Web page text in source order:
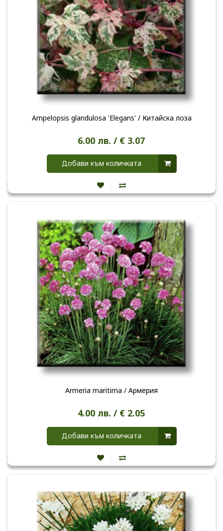
Ampelopsis glandulosa 'Elegans' / Китайска лоза
6.00 лв. / € 3.07
Добави към количката
Armeria maritima / Армерия
4.00 лв. / € 2.05
Добави към количката